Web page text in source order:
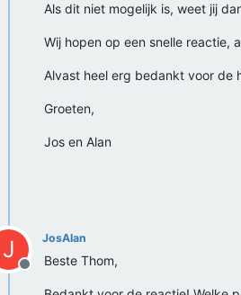
Als dit niet mogelijk is, weet jij
Wij hopen op een snelle reactie,
Alvast heel erg bedankt voor de
Groeten,
Jos en Alan
J
Offline
JosAlan
Beste Thom,